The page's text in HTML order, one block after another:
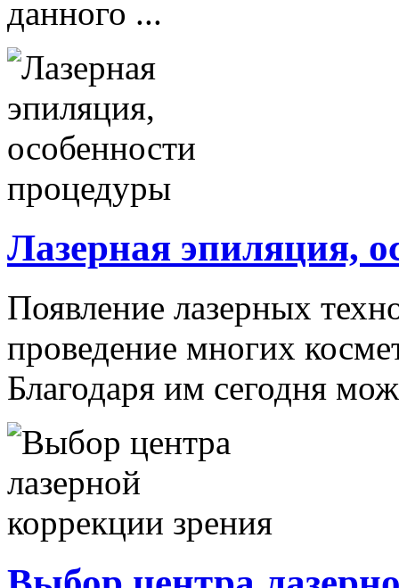
данного ...
Лазерная эпиляция,
Появление лазерных
проведение многих
Благодаря им сегодня